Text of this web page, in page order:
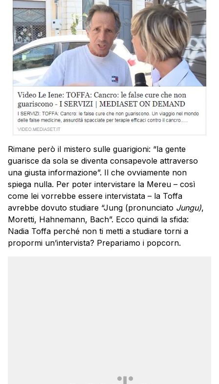
Rimane però il mistero sulle guarigioni: “la gente
guarisce da sola se diventa consapevole attraverso
una giusta informazione”. Il che ovviamente non
spiega nulla. Per poter intervistare la Mereu – così
come lei vorrebbe essere intervistata – la Toffa
avrebbe dovuto studiare “Jung (pronunciato Jungu),
Moretti, Hahnemann, Bach”. Ecco quindi la sfida:
Nadia Toffa perché non ti metti a studiare torni a
propormi un’intervista? Prepariamo i popcorn.